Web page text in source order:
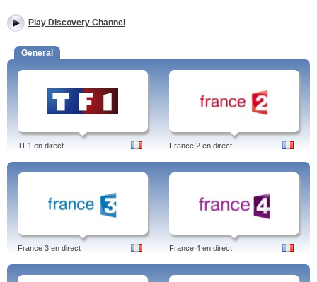
Play Discovery Channel
General
TF1 en direct France 2 en direct
France 3 en direct France 4 en direct